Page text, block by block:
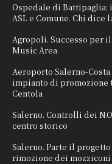
Ospedale di
ASL e Comune. Chi
Agropoli. Successo per
Music Area
Aeroporto Salerno-
impianto di promozione
Centola
Salerno. Controlli dei
centro storico
Salerno. Parte il
rimozione dei